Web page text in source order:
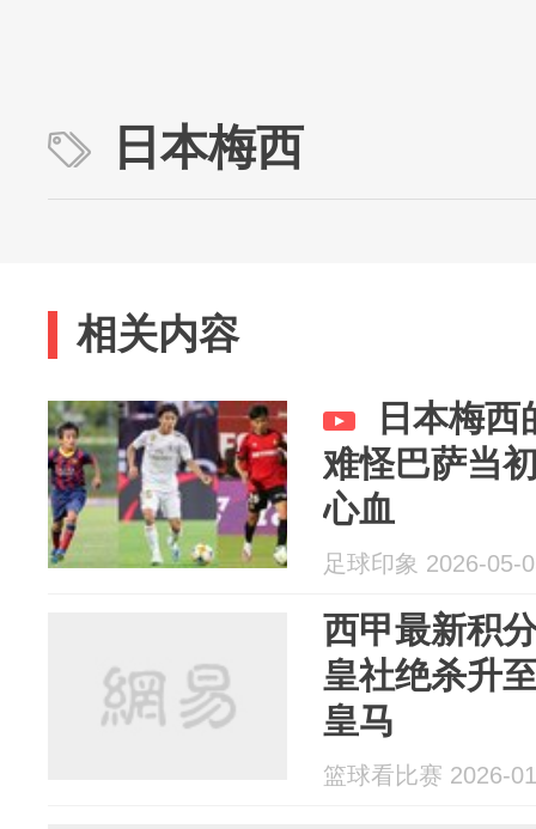
日本梅西
相关内容
日本梅
难怪巴萨当
心血
足球印象 2026-05-
西甲最新积
皇社绝杀升
皇马
篮球看比赛 2026-